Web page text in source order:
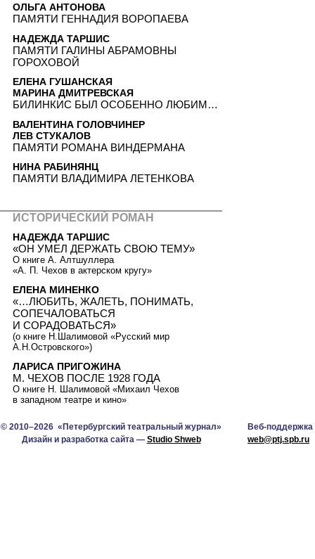
ОЛЬГА АНТОНОВА
ПАМЯТИ ГЕННАДИЯ ВОРОПАЕВА
НАДЕЖДА ТАРШИС
ПАМЯТИ ГАЛИНЫ АБРАМОВНЫ
ГОРОХОВОЙ
ЕЛЕНА ГУШАНСКАЯ
МАРИНА ДМИТРЕВСКАЯ
БИЛИНКИС БЫЛ ОСОБЕННО ЛЮБИМ…
ВАЛЕНТИНА ГОЛОВЧИНЕР
ЛЕВ СТУКАЛОВ
ПАМЯТИ РОМАНА ВИНДЕРМАНА
НИНА РАБИНЯНЦ
ПАМЯТИ ВЛАДИМИРА ЛЕТЕНКОВА
ИСТОРИЧЕСКИЙ РОМАН
НАДЕЖДА ТАРШИС
«ОН УМЕЛ ДЕРЖАТЬ СВОЮ ТЕМУ»
О книге А. Алтшуллера
«А. П. Чехов в актерском кругу»
ЕЛЕНА МИНЕНКО
«…ЛЮБИТЬ, ЖАЛЕТЬ, ПОНИМАТЬ,
СОПЕЧАЛОВАТЬСЯ
И СОРАДОВАТЬСЯ»
(о книге Н.Шалимовой «Русский мир
А.Н.Островского»)
ЛАРИСА ПРИГОЖИНА
М. ЧЕХОВ ПОСЛЕ 1928 ГОДА
О книге Н. Шалимовой «Михаил Чехов
в западном театре и кино»
© 2010–2026 «Петербургский театральный журнал»
Дизайн и разработка сайта — Studio Shweb
Веб-поддержка
web@ptj.spb.ru